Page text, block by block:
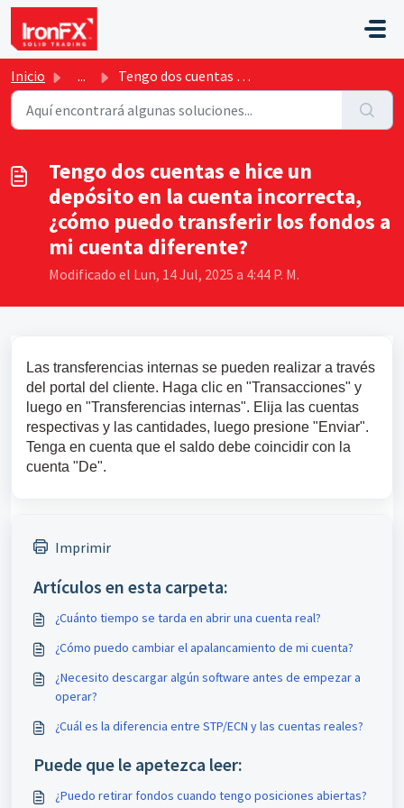
Saltar al contenido principal
Inicio ... Tengo dos cuentas e hice un depósito en la cuenta incorre...
Tengo dos cuentas e hice un
depósito en la cuenta incorrecta,
¿cómo puedo transferir los fondos a
mi cuenta diferente?
Modificado el Lun, 14 Jul, 2025 a 4:44 P. M.
Las transferencias internas se pueden realizar a través
del portal del cliente. Haga clic en "Transacciones" y
luego en "Transferencias internas". Elija las cuentas
respectivas y las cantidades, luego presione "Enviar".
Tenga en cuenta que el saldo debe coincidir con la
cuenta "De".
Imprimir
Artículos en esta carpeta:
¿Cuánto tiempo se tarda en abrir una cuenta real?
¿Cómo puedo cambiar el apalancamiento de mi cuenta?
¿Necesito descargar algún software antes de empezar a
operar?
¿Cuál es la diferencia entre STP/ECN y las cuentas reales?
Puede que le apetezca leer:
¿Puedo retirar fondos cuando tengo posiciones abiertas?